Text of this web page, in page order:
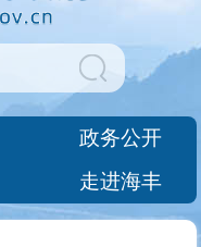
政务公开
走进海丰